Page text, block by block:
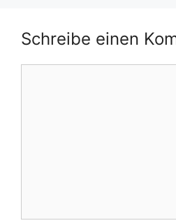
Schreibe einen